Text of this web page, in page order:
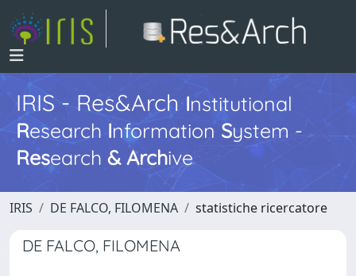
IRIS - Res&ArchInstitutional
Research InformationSystem -
Research & Archive
IRIS DE FALCO, FILOMENA statistiche ricercatore
DE FALCO, FILOMENA